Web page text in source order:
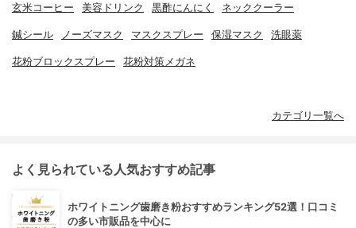
玄米コーヒー 美容ドリンク 黒酢にんにく ネッククーラー
鍼シール ノーズマスク マスクスプレー 保湿マスク 洗眼薬
花粉ブロックスプレー 花粉対策メガネ
カテゴリ一覧へ
よく見られている人気おすすめ記事
ホワイトニング歯磨き粉おすすめランキング52選！口コミ
の多い市販品を中心に